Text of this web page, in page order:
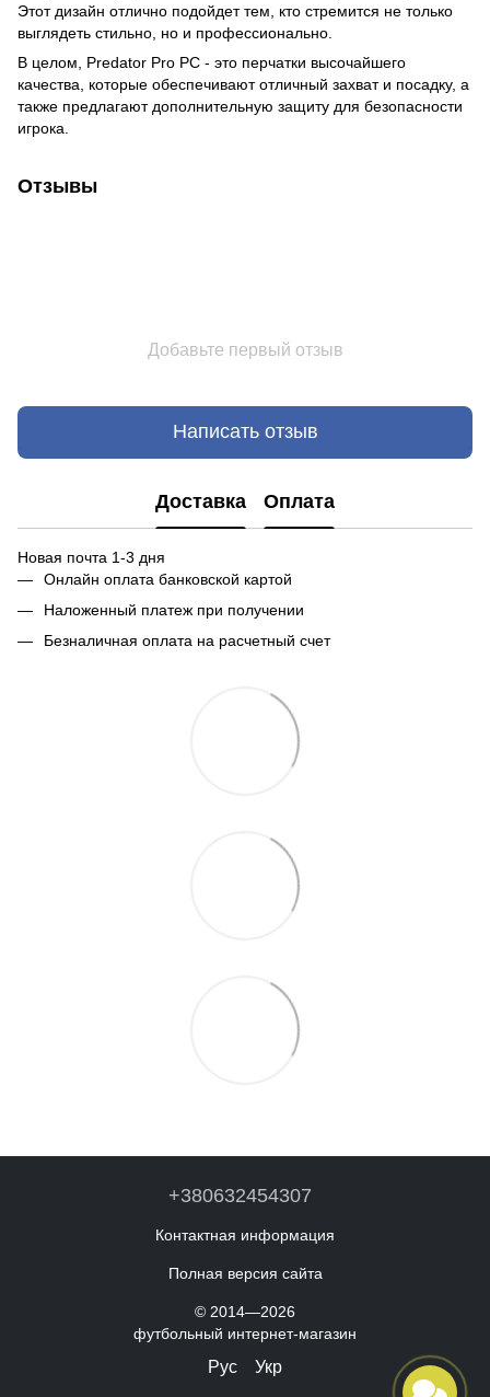
Этот дизайн отлично подойдет тем, кто стремится не только
выглядеть стильно, но и профессионально.
В целом, Predator Pro PC - это перчатки высочайшего
качества, которые обеспечивают отличный захват и посадку, а
также предлагают дополнительную защиту для безопасности
игрока.
Отзывы
Добавьте первый отзыв
Написать отзыв
Доставка Оплата
Новая почта 1-3 дня
Онлайн оплата банковской картой
Наложенный платеж при получении
Безналичная оплата на расчетный счет
+380632454307
Контактная информация
Полная версия сайта
© 2014—2026
футбольный интернет-магазин
Рус Укр